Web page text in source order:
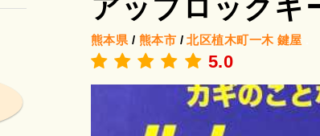
アップロックキ
熊本県 / 熊本市 /北区植木町一木 鍵屋
5.0